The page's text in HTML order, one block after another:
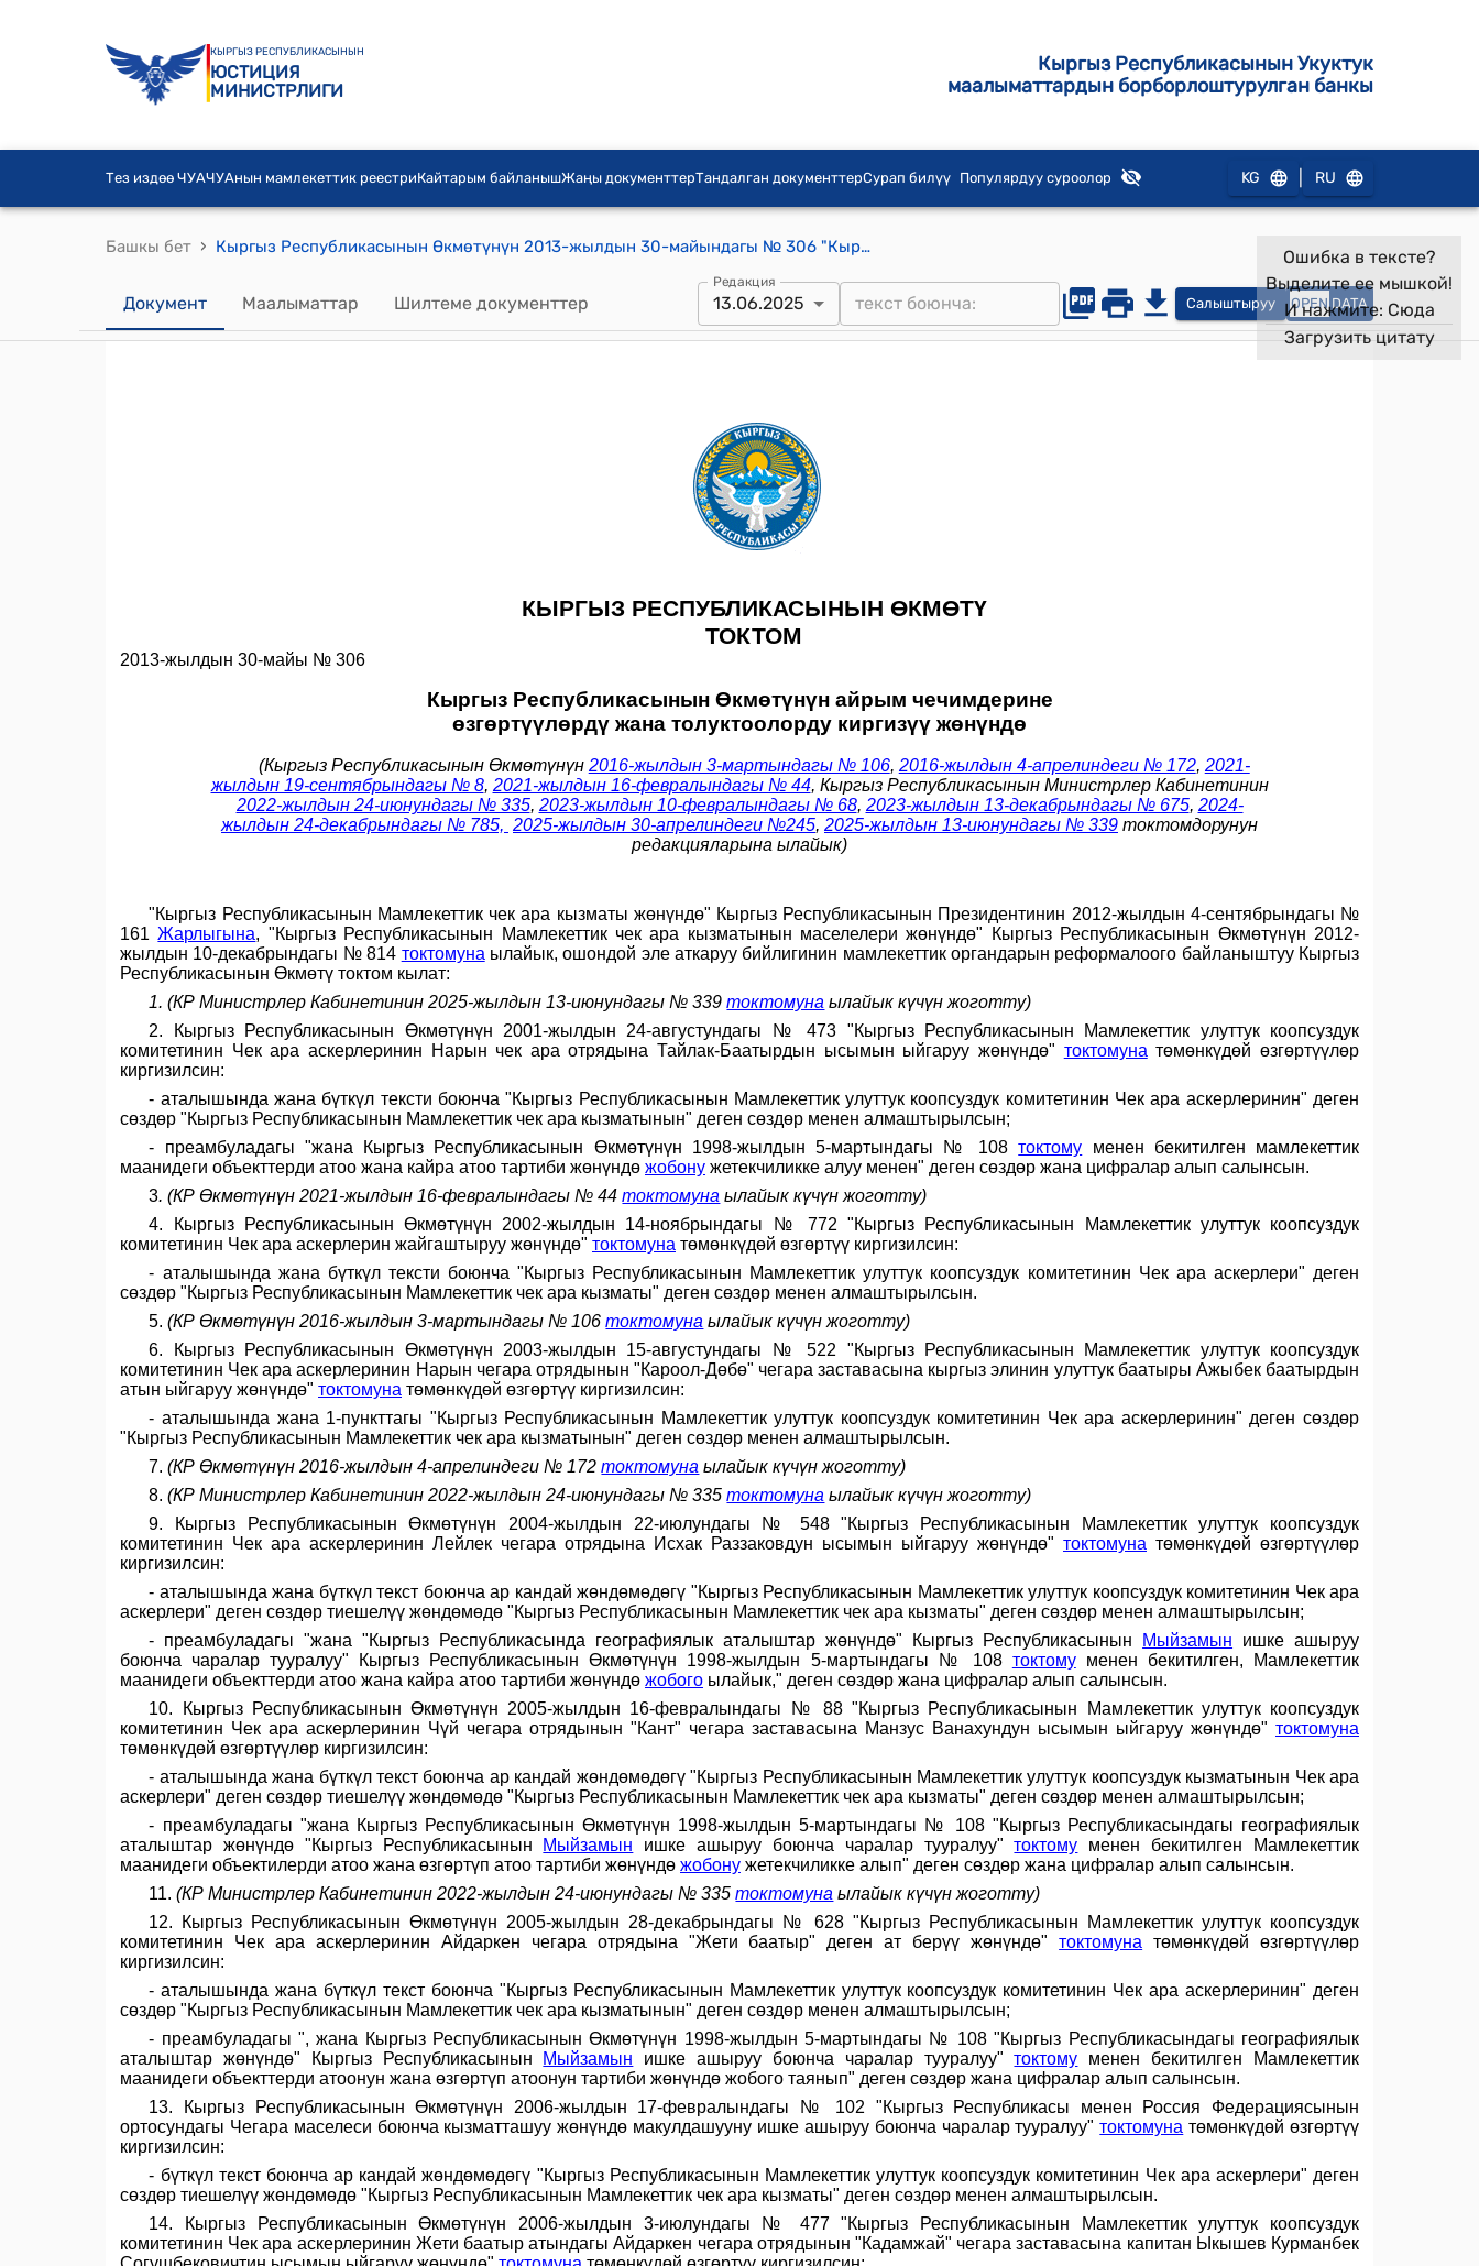
КЫРГЫЗ РЕСПУБЛИКАСЫНЫН
ЮСТИЦИЯ
МИНИСТРЛИГИ
Кыргыз Республикасынын Укуктук
маалыматтардын борборлоштурулган банкы
Тез издөө ЧУАЧУАнын мамлекеттик реестриКайтарым байланышЖаңы документтерТандалган документтерСурап билүү Популярдуу суроолор KG RU
Башкы бет › Кыргыз Республикасынын Өкмөтүнүн 2013-жылдын 30-майындагы № 306 "Кыргыз Республикасынын Өкмөтүнүн айрым чечимдерине өзгөртүүлөрдү жана толуктоолорду киргизүү жөнүндө" токтому
Документ Маалыматтар Шилтеме документтер
Редакция
13.06.2025 Салыштыруу OPEN DATA
Ошибка в тексте?
Выделите ее мышкой!
И нажмите: Сюда
Загрузить цитату